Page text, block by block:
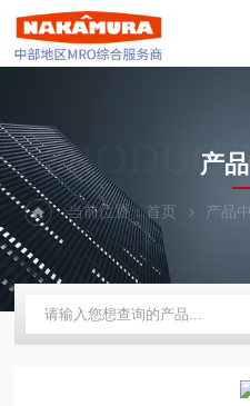
产
当前位置：首页 产品